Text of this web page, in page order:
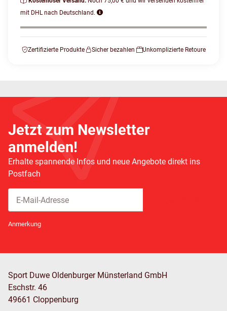
mit DHL nach Deutschland.
Zertifizierte Produkte Sicher bezahlen Unkomplizierte Retoure
Jetzt zum Newsletter
anmelden!
Erhalte spannende Infos und neue Angebote direkt ins
Postfach
Anmerkung
Sport Duwe Oldenburger Münsterland GmbH
Eschstr. 46
49661 Cloppenburg